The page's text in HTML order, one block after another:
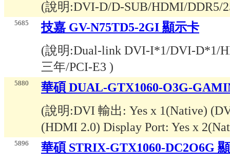
(說明:DVI-D/D-SUB/HDMI/DDR5/
5685
技嘉 GV-N75TD5-2GI 顯示卡
(說明:Dual-link DVI-I*1/DVI-D*1/
三年/PCI-E3 )
5880
華碩 DUAL-GTX1060-O3G-
(說明:DVI 輸出: Yes x 1(Native)
(HDMI 2.0) Display Port: Yes x
5896
華碩 STRIX-GTX1060-DC2O6G